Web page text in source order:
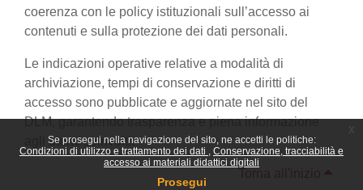
Se prosegui nella navigazione del sito, ne accetti le politiche:
Condizioni di utilizzo e trattamento dei dati
Conservazione, tracciabilità e
accesso ai materiali didattici digitali
Prosegui
coerenza con le policy istituzionali sull’accesso ai
contenuti e sulla protezione dei dati personali.
Le indicazioni operative relative a modalità di
archiviazione, tempi di conservazione e diritti di
accesso sono pubblicate e aggiornate nel sito del
DLM, garantendo trasparenza e piena informazione
agli utenti coinvolti.